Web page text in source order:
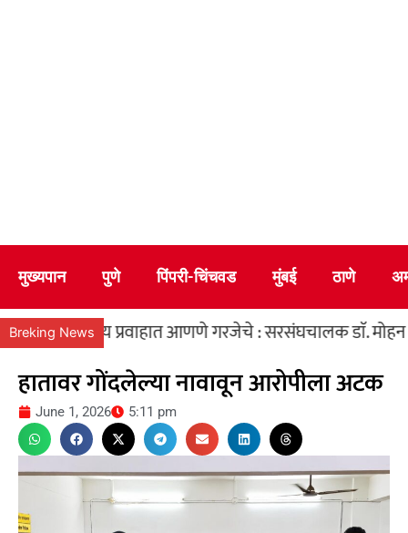
मुख्यपान पुणे पिंपरी-चिंचवड मुंबई ठाणे
Breking News
प्रवाहात आणणे गरजेचे : सरसंघचालक डाॅ. मोहन भागवत
हातावर गोंदलेल्या नावावून आरोपीला अटक
June 1, 2026 5:11 pm